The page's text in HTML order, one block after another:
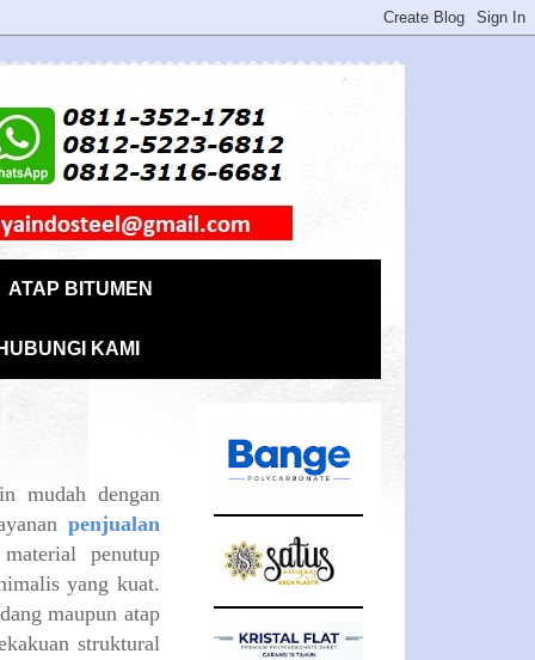
ATAP BITUMEN
KAMI
mudah dengan
penjualan
penutup
yang kuat.
maupun atap
struktural